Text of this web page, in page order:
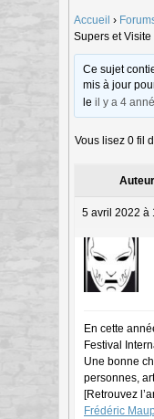
Accueil ›
Supers et Visite
Ce sujet
mis à jour
leil y a 4
Vous lisez 0 fil
Auteur
5 avril 2022 à
En cette
Festival
Une bonne
personnes,
[Retrouvez
Frédéric